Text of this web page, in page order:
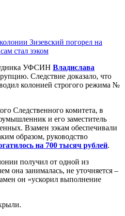
УФСИН Владислава
Следствие доказало, что
колонией строгого режима №
Следственного комитета, в
и его заместитель
Взамен зэкам обеспечивали
образом, руководство
на 700 тысяч рублей.
получил от одной из
она занималась, не уточняется –
он «ускорил выполнение